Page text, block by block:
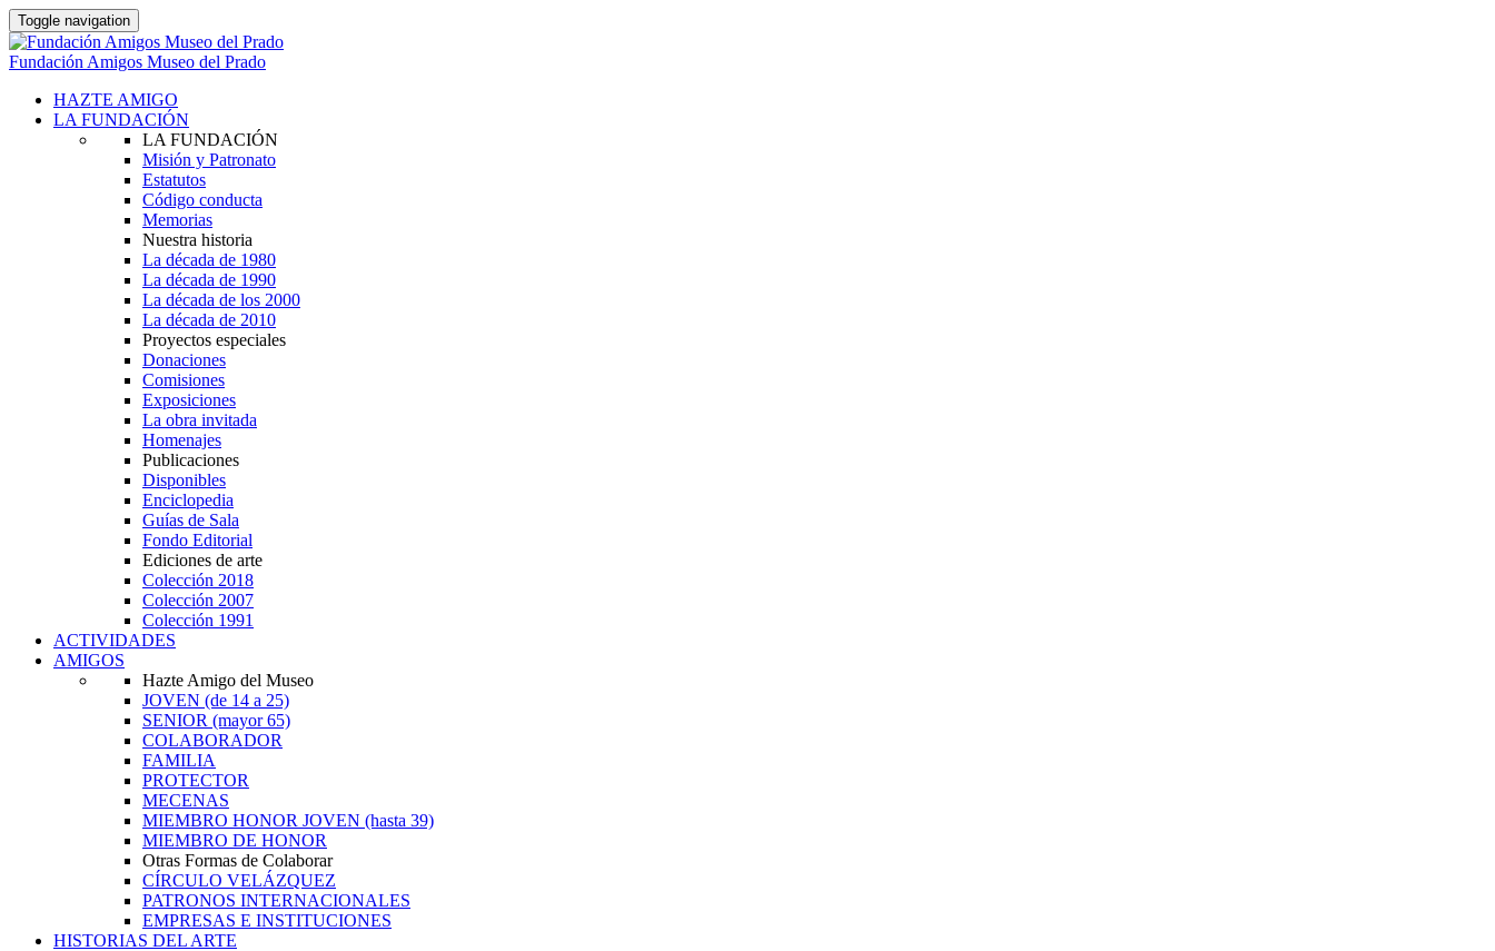
Toggle navigation
Fundación Amigos Museo del Prado
HAZTE AMIGO
LA FUNDACIÓN
LA FUNDACIÓN
Misión y Patronato
Estatutos
Código conducta
Memorias
Nuestra historia
La década de 1980
La década de 1990
La década de los 2000
La década de 2010
Proyectos especiales
Donaciones
Comisiones
Exposiciones
La obra invitada
Homenajes
Publicaciones
Disponibles
Enciclopedia
Guías de Sala
Fondo Editorial
Ediciones de arte
Colección 2018
Colección 2007
Colección 1991
ACTIVIDADES
AMIGOS
Hazte Amigo del Museo
JOVEN (de 14 a 25)
SENIOR (mayor 65)
COLABORADOR
FAMILIA
PROTECTOR
MECENAS
MIEMBRO HONOR JOVEN (hasta 39)
MIEMBRO DE HONOR
Otras Formas de Colaborar
CÍRCULO VELÁZQUEZ
PATRONOS INTERNACIONALES
EMPRESAS E INSTITUCIONES
HISTORIAS DEL ARTE